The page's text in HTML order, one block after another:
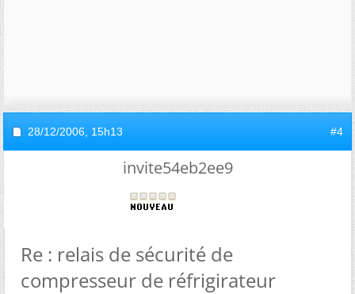
28/12/2006, 15h13 #4
invite54eb2ee9
Re : relais de sécurité de
compresseur de réfrigirateur